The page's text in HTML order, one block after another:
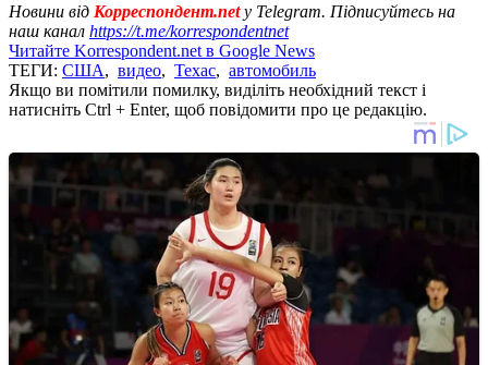
Новини від Корреспондент.netу Telegram. Підписуйтесь на
наш канал https://t.me/korrespondentnet
Читайте Korrespondent.net в Google News
ТЕГИ: США, видео, Техас, автомобиль
Якщо ви помітили помилку, виділіть необхідний текст і
натисніть Ctrl + Enter, щоб повідомити про це редакцію.